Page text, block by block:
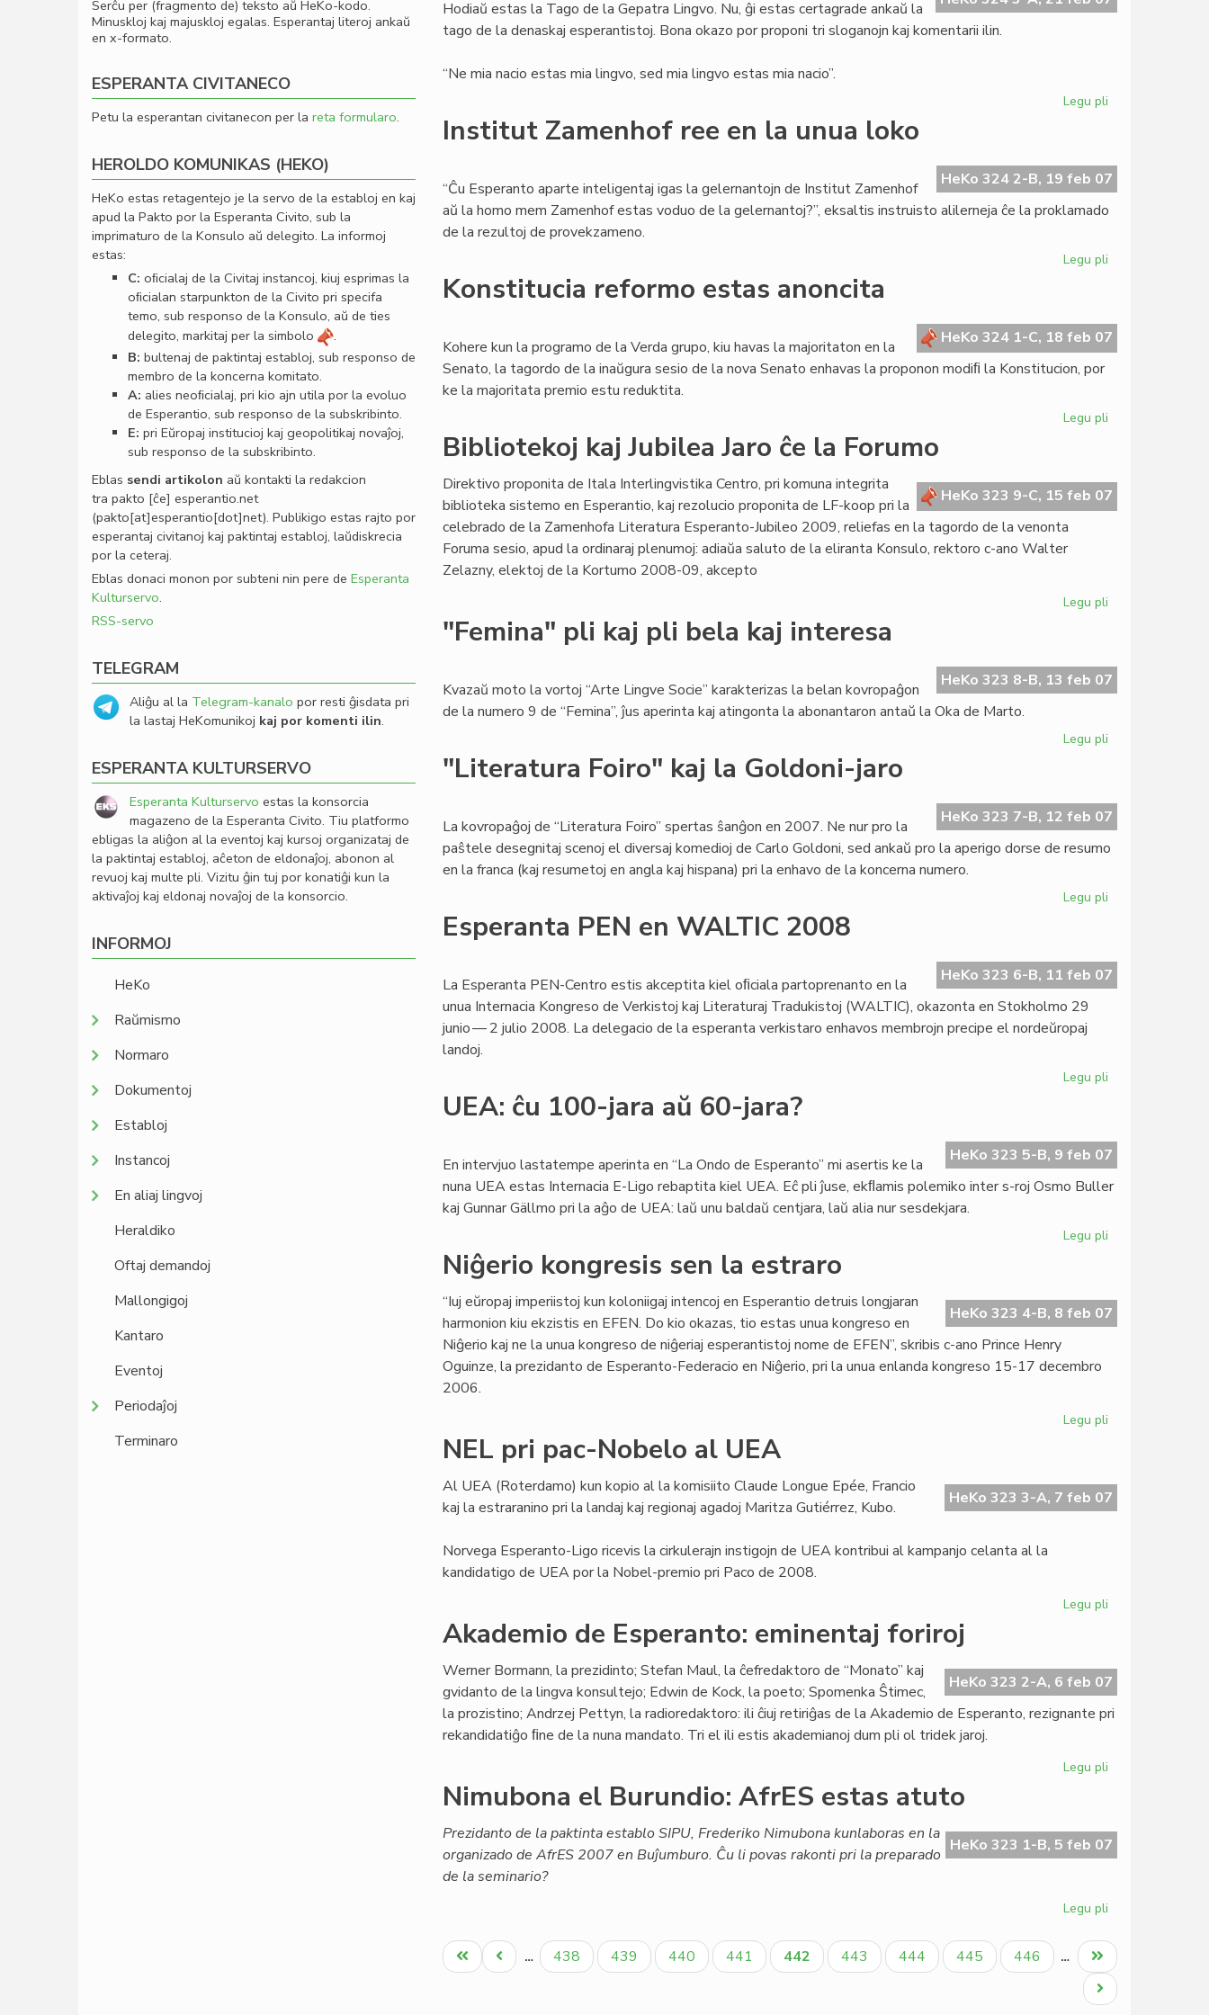
Hodiaŭ estas la Tago de la Gepatra Lingvo. Nu, ĝi estas certagrade ankaŭ la
tago de la denaskaj esperantistoj. Bona okazo por proponi tri sloganojn kaj komentarii ilin.
“Ne mia nacio estas mia lingvo, sed mia lingvo estas mia nacio”.
Legu pli
Gepatra
Lingvo:
Institut Zamenhof ree en la unua loko
HeKo 324 2-B, 19 feb 07
“Ĉu Esperanto aparte inteligentaj igas la gelernantojn de Institut Zamenhof
aŭ la homo mem Zamenhof estas voduo de la gelernantoj?”, eksaltis instruisto alilerneja ĉe la proklamado
de la rezultoj de provekzameno.
Legu pli
en
la
Konstitucia reformo estas anoncita
HeKo 324 1-C, 18 feb 07
Kohere kun la programo de la Verda grupo, kiu havas la majoritaton en la
Senato, la tagordo de la inaŭgura sesio de la nova Senato enhavas la proponon modiﬁ la Konstitucion, por
ke la majoritata premio estu reduktita.
Legu pli
anoncita
Bibliotekoj kaj Jubilea Jaro ĉe la Forumo
HeKo 323 9-C, 15 feb 07
Direktivo proponita de Itala Interlingvistika Centro, pri komuna integrita
biblioteka sistemo en Esperantio, kaj rezolucio proponita de LF-koop pri la
celebrado de la Zamenhofa Literatura Esperanto-Jubileo 2009, reliefas en la tagordo de la venonta
Foruma sesio, apud la ordinaraj plenumoj: adiaŭa saluto de la eliranta Konsulo, rektoro c-ano Walter
Zelazny, elektoj de la Kortumo 2008-09, akcepto
Legu pli
Jaro
ĉe
"Femina" pli kaj pli bela kaj interesa
HeKo 323 8-B, 13 feb 07
Kvazaŭ moto la vortoj “Arte Lingve Socie” karakterizas la belan kovropaĝon
de la numero 9 de “Femina”, ĵus aperinta kaj atingonta la abonantaron antaŭ la Oka de Marto.
Legu pli
pli
bela
kaj
"Literatura Foiro" kaj la Goldoni-jaro
HeKo 323 7-B, 12 feb 07
La kovropaĝoj de “Literatura Foiro” spertas ŝanĝon en 2007. Ne nur pro la
paŝtele desegnitaj scenoj el diversaj komedioj de Carlo Goldoni, sed ankaŭ pro la aperigo dorse de resumo
en la franca (kaj resumetoj en angla kaj hispana) pri la enhavo de la koncerna numero.
Legu pli
la
Goldoni-
Esperanta PEN en WALTIC 2008
HeKo 323 6-B, 11 feb 07
La Esperanta PEN-Centro estis akceptita kiel oﬁciala partoprenanto en la
unua Internacia Kongreso de Verkistoj kaj Literaturaj Tradukistoj (WALTIC), okazonta en Stokholmo 29
junio — 2 julio 2008. La delegacio de la esperanta verkistaro enhavos membrojn precipe el nordeŭropaj
landoj.
Legu pli
WALTIC
2008
UEA: ĉu 100-jara aŭ 60-jara?
HeKo 323 5-B, 9 feb 07
En intervjuo lastatempe aperinta en “La Ondo de Esperanto” mi asertis ke la
nuna UEA estas Internacia E-Ligo rebaptita kiel UEA. Eĉ pli ĵuse, ekﬂamis polemiko inter s-roj Osmo Buller
kaj Gunnar Gällmo pri la aĝo de UEA: laŭ unu baldaŭ centjara, laŭ alia nur sesdekjara.
Legu pli
jara
aŭ
Niĝerio kongresis sen la estraro
HeKo 323 4-B, 8 feb 07
“Iuj eŭropaj imperiistoj kun koloniigaj intencoj en Esperantio detruis longjaran
harmonion kiu ekzistis en EFEN. Do kio okazas, tio estas unua kongreso en
Niĝerio kaj ne la unua kongreso de niĝeriaj esperantistoj nome de EFEN”, skribis c-ano Prince Henry
Oguinze, la prezidanto de Esperanto-Federacio en Niĝerio, pri la unua enlanda kongreso 15-17 decembro
2006.
Legu pli
la
estraro
NEL pri pac-Nobelo al UEA
HeKo 323 3-A, 7 feb 07
Al UEA (Roterdamo) kun kopio al la komisiito Claude Longue Epée, Francio
kaj la estraranino pri la landaj kaj regionaj agadoj Maritza Gutiérrez, Kubo.
Norvega Esperanto-Ligo ricevis la cirkulerajn instigojn de UEA kontribui al kampanjo celanta al la
kandidatigo de UEA por la Nobel-premio pri Paco de 2008.
Legu pli
Nobelo
al
UEA
Akademio de Esperanto: eminentaj foriroj
HeKo 323 2-A, 6 feb 07
Werner Bormann, la prezidinto; Stefan Maul, la ĉefredaktoro de “Monato” kaj
gvidanto de la lingva konsultejo; Edwin de Kock, la poeto; Spomenka Ŝtimec,
la prozistino; Andrzej Pettyn, la radioredaktoro: ili ĉiuj retiriĝas de la Akademio de Esperanto, rezignante pri
rekandidatiĝo ﬁne de la nuna mandato. Tri el ili estis akademianoj dum pli ol tridek jaroj.
Legu pli
eminentaj
foriroj
Nimubona el Burundio: AfrES estas atuto
HeKo 323 1-B, 5 feb 07
Prezidanto de la paktinta establo SIPU, Frederiko Nimubona kunlaboras en la
organizado de AfrES 2007 en Buĵumburo. Ĉu li povas rakonti pri la preparado
de la seminario?
Legu pli
el
Burundio:
AfrES
estas
Pagination
Unua
paĝo
Antaŭa
paĝo
… Paĝo
438 Paĝo
439 Paĝo
440 Paĝo
441
Aktuala
paĝo
442 Paĝo
443 Paĝo
444 Paĝo
445 Paĝo
446 …
Last
page
Next
page
Serĉu per (fragmento de) teksto aŭ HeKo-kodo.
Minuskloj kaj majuskloj egalas. Esperantaj literoj ankaŭ
en x-formato.
ESPERANTA CIVITANECO
Petu la esperantan civitanecon per la reta formularo.
HEROLDO KOMUNIKAS (HEKO)
HeKo estas retagentejo je la servo de la establoj en kaj
apud la Pakto por la Esperanta Civito, sub la
imprimaturo de la Konsulo aŭ delegito. La informoj
estas:
C: oﬁcialaj de la Civitaj instancoj, kiuj esprimas la
oﬁcialan starpunkton de la Civito pri specifa
temo, sub responso de la Konsulo, aŭ de ties
delegito, markitaj per la simbolo
.
B: bultenaj de paktintaj establoj, sub responso de
membro de la koncerna komitato.
A: alies neoﬁcialaj, pri kio ajn utila por la evoluo
de Esperantio, sub responso de la subskribinto.
E: pri Eŭropaj institucioj kaj geopolitikaj novaĵoj,
sub responso de la subskribinto.
Eblas sendi artikolon aŭ kontakti la redakcion
tra pakto [ĉe] esperantio.net
(pakto[at]esperantio[dot]net). Publikigo estas rajto por
esperantaj civitanoj kaj paktintaj establoj, laŭdiskrecia
por la ceteraj.
Eblas donaci monon por subteni nin pere de Esperanta
Kulturservo.
RSS-servo
TELEGRAM
Aliĝu al la Telegram-kanalo por resti ĝisdata pri
la lastaj HeKomunikoj kaj por komenti ilin.
ESPERANTA KULTURSERVO
Esperanta Kulturservo estas la konsorcia
magazeno de la Esperanta Civito. Tiu platformo
ebligas la aliĝon al la eventoj kaj kursoj organizataj de
la paktintaj establoj, aĉeton de eldonaĵoj, abonon al
revuoj kaj multe pli. Vizitu ĝin tuj por konatiĝi kun la
aktivaĵoj kaj eldonaj novaĵoj de la konsorcio.
INFORMOJ
HeKo
Raŭmismo
Normaro
Dokumentoj
Establoj
Instancoj
En aliaj lingvoj
Heraldiko
Oftaj demandoj
Mallongigoj
Kantaro
Eventoj
Periodaĵoj
Terminaro